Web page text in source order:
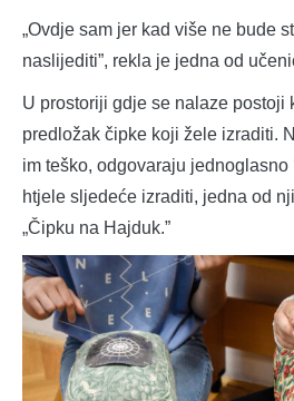
„Ovdje sam jer kad više ne bude
naslijediti”, rekla je jedna od
U prostoriji gdje se nalaze postoji
predložak čipke koji žele izraditi.
im teško, odgovaraju jednoglasno
htjele sljedeće izraditi, jedna od
„Čipku na Hajduk.”